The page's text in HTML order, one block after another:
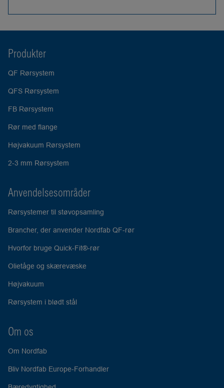
Produkter
QF Rørsystem
QFS Rørsystem
FB Rørsystem
Rør med flange
Højvakuum Rørsystem
2-3 mm Rørsystem
Anvendelsesområder
Rørsystemer til støvopsamling
Brancher, der anvender Nordfab QF-rør
Hvorfor bruge Quick-Fit®-rør
Olietåge og skærevæske
Højvakuum
Rørsystem i blødt stål
Om os
Om Nordfab
Bliv Nordfab Europe-Forhandler